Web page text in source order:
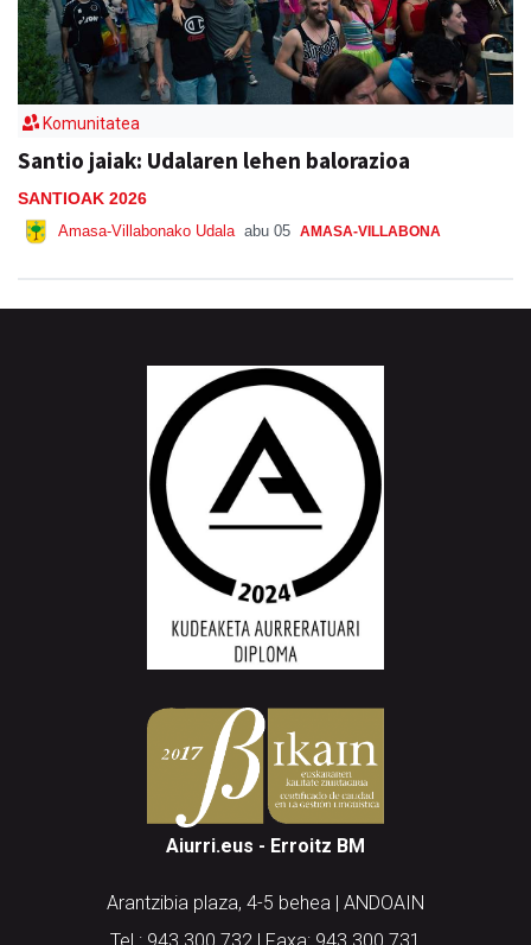
Komunitatea
Santio jaiak: Udalaren lehen balorazioa
SANTIOAK 2026
Amasa-Villabonako Udala abu 05 AMASA-VILLABONA
Aiurri.eus - Erroitz BM
Arantzibia plaza, 4-5 behea | ANDOAIN